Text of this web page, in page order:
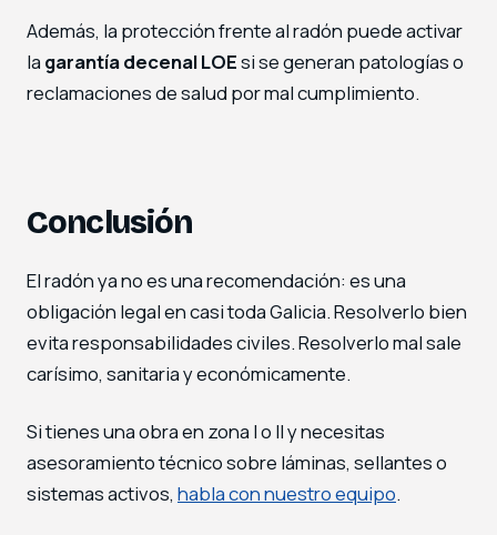
Además, la protección frente al radón puede activar
la garantía decenal LOEsi se generan patologías o
reclamaciones de salud por mal cumplimiento.
Conclusión
El radón ya no es una recomendación: es una
obligación legal en casi toda Galicia. Resolverlo bien
evita responsabilidades civiles. Resolverlo mal sale
carísimo, sanitaria y económicamente.
Si tienes una obra en zona I o II y necesitas
asesoramiento técnico sobre láminas, sellantes o
sistemas activos, habla con nuestro equipo.